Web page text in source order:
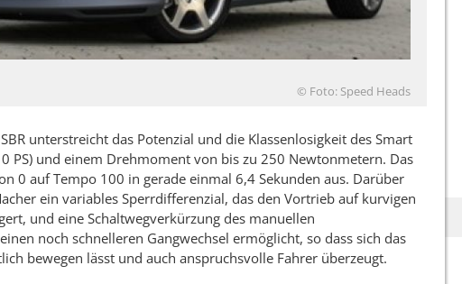
© Foto: Speed Heads
unterstreicht das Potenzial und die Klassenlosigkeit des Smart
PS) und einem Drehmoment von bis zu 250 Newtonmetern. Das
0 auf Tempo 100 in gerade einmal 6,4 Sekunden aus. Darüber
ein variables Sperrdifferenzial, das den Vortrieb auf kurvigen
und eine Schaltwegverkürzung des manuellen
noch schnelleren Gangwechsel ermöglicht, so dass sich das
bewegen lässt und auch anspruchsvolle Fahrer überzeugt.